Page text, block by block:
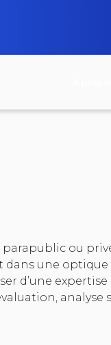
ou
dans une optique
d’une expertise
analyse